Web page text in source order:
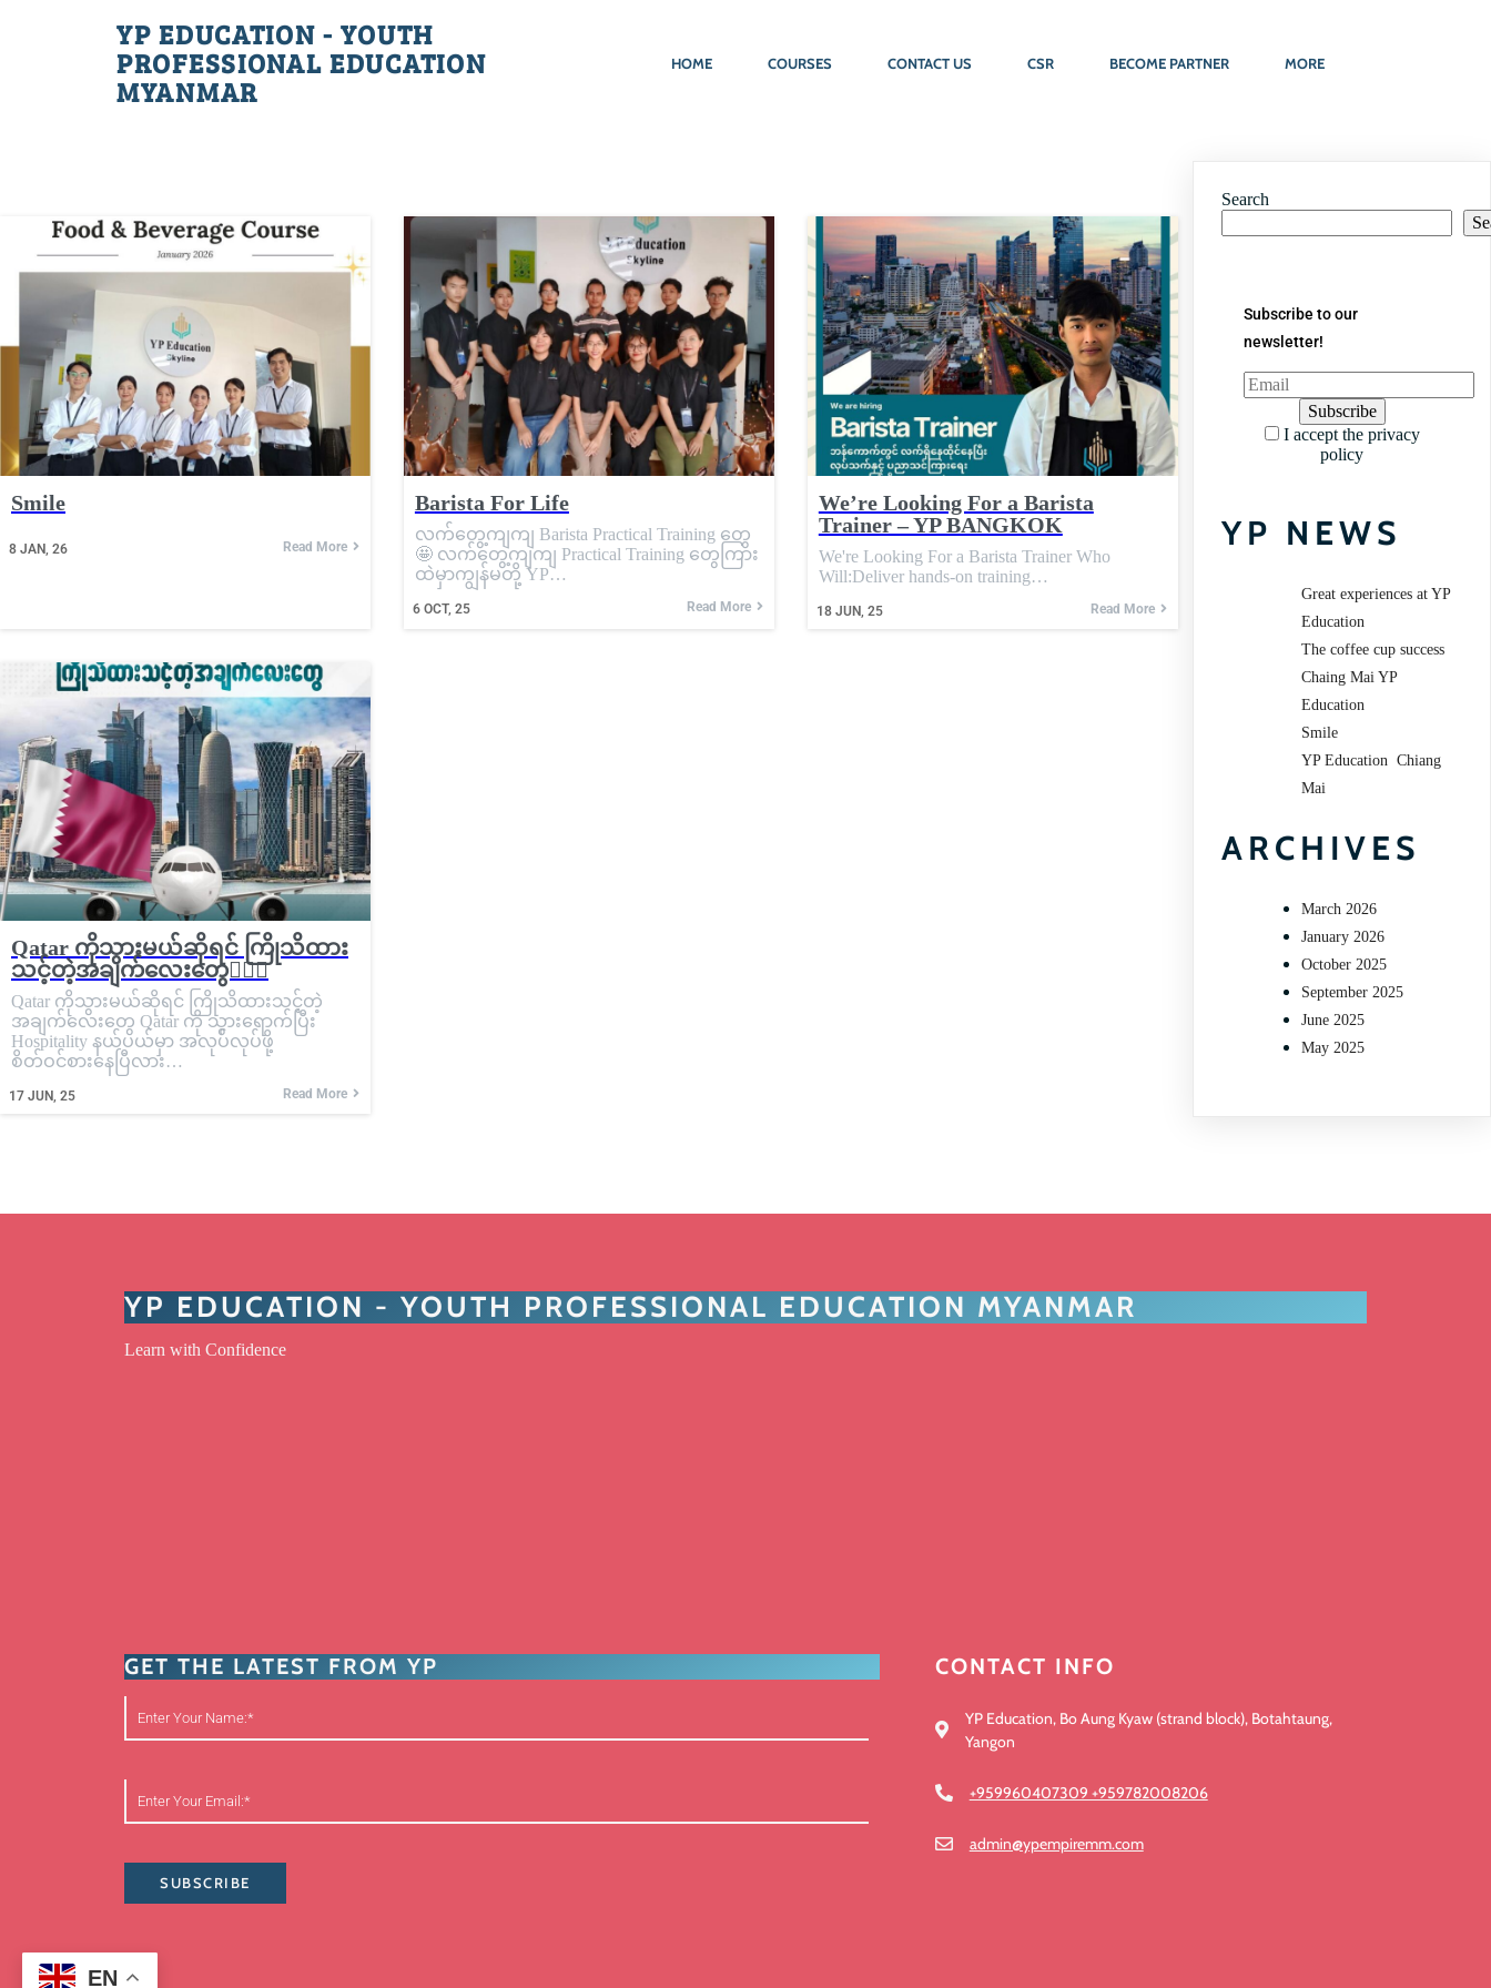
YP EDUCATION - YOUTH
PROFESSIONAL EDUCATION
MYANMAR
HOME COURSES CONTACT US CSR BECOME PARTNER MORE
Smile
8 JAN, 26 Read More
Barista For Life
6 OCT, 25
လက်တွေ့ကျကျ Barista Practical Training တွေ
🤩 လက်တွေ့ကျကျ Practical Training တွေကြား
ထဲမှာကျွန်မတို့ YP…
Read More
We’re Looking For a Barista
Trainer – YP BANGKOK
18 JUN, 25
We're Looking For a Barista Trainer Who
Will:Deliver hands-on training…
Read More
Qatar ကိုသွားမယ်ဆိုရင် ကြိုသိထား
သင့်တဲ့အချက်လေးတွေ💁🏼‍♀️
17 JUN, 25
Qatar ကိုသွားမယ်ဆိုရင် ကြိုသိထားသင့်တဲ့
အချက်လေးတွေ Qatar ကို သွားရောက်ပြီး
Hospitality နယ်ပယ်မှာ အလုပ်လုပ်ဖို့
စိတ်ဝင်စားနေပြီလား…
Read More
Search
Subscribe to our
newsletter!
I accept the privacy
policy
YP NEWS
Great experiences at YP
Education
The coffee cup success
Chaing Mai YP
Education
Smile
YP Education Chiang
Mai
ARCHIVES
March 2026
January 2026
October 2025
September 2025
June 2025
May 2025
YP EDUCATION - YOUTH PROFESSIONAL EDUCATION MYANMAR
Learn with Confidence
GET THE LATEST FROM YP
SUBSCRIBE
CONTACT INFO
YP Education, Bo Aung Kyaw (strand block), Botahtaung,
Yangon
+959960407309 +959782008206
admin@ypempiremm.com
EN